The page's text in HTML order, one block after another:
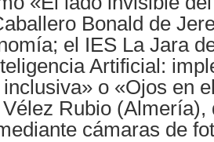
Bonald de
el IES La Jara
Artificial:
o «Ojos en
Rubio (Almería),
cámaras de